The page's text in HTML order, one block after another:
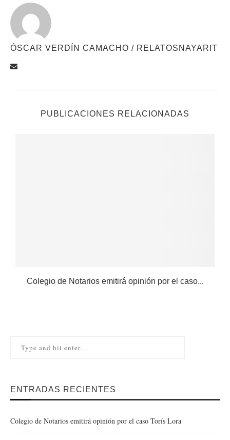
ÓSCAR VERDÍN CAMACHO / RELATOSNAYARIT
PUBLICACIONES RELACIONADAS
Colegio de Notarios emitirá opinión por el caso...
ENTRADAS RECIENTES
Colegio de Notarios emitirá opinión por el caso Torís Lora